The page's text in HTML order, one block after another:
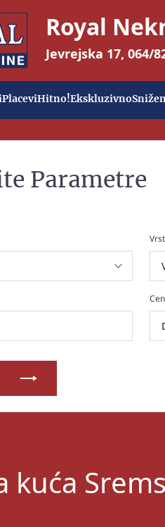
Royal
Jevrejska 17, 064/
PlaceviHitno!Ekskluzivno
Parametre
kuća